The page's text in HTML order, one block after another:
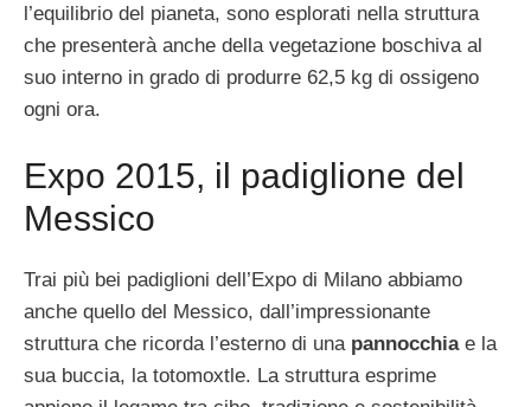
l’equilibrio del pianeta, sono esplorati nella struttura
che presenterà anche della vegetazione boschiva al
suo interno in grado di produrre 62,5 kg di ossigeno
ogni ora.
Expo 2015, il padiglione del
Messico
Trai più bei padiglioni dell’Expo di Milano abbiamo
anche quello del Messico, dall’impressionante
struttura che ricorda l’esterno di una pannocchiae la
sua buccia, la totomoxtle. La struttura esprime